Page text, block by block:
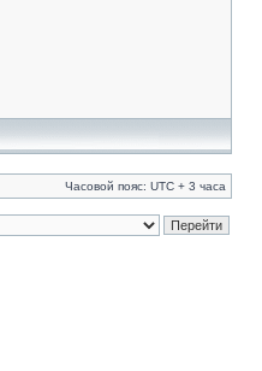
Часовой пояс: UTC + 3 часа